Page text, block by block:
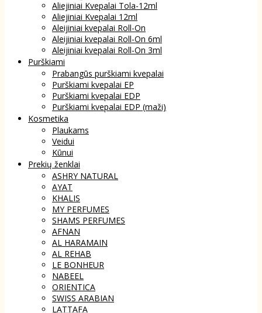
Aliejiniai Kvepalai Tola-12ml
Aliejiniai Kvepalai 12ml
Aleijiniai kvepalai Roll-On
Aleijiniai kvepalai Roll-On 6ml
Aleijiniai kvepalai Roll-On 3ml
Purškiami
Prabangūs purškiami kvepalai
Purškiami kvepalai EP
Purškiami kvepalai EDP
Purškiami kvepalai EDP (maži)
Kosmetika
Plaukams
Veidui
Kūnui
Prekių ženklai
ASHRY NATURAL
AYAT
KHALIS
MY PERFUMES
SHAMS PERFUMES
AFNAN
AL HARAMAIN
AL REHAB
LE BONHEUR
NABEEL
ORIENTICA
SWISS ARABIAN
LATTAFA